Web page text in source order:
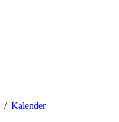
Kalender